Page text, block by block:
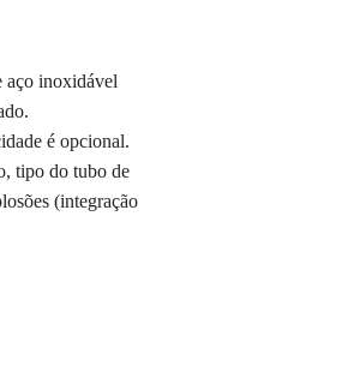
aço inoxidável
é opcional.
tipo do tubo de
(integração